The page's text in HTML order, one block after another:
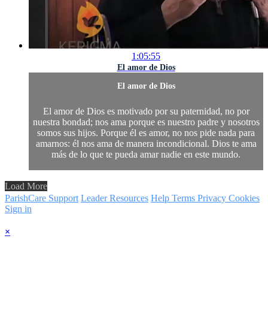
1:05:55
El amor de Dios
El amor de Dios
El amor de Dios es motivado por su paternidad, no por
nuestra bondad; nos ama porque es nuestro padre y nosotros
somos sus hijos. Porque él es amor, no nos pide nada para
amarnos: él nos ama de manera incondicional. Dios te ama
más de lo que te pueda amar nadie en este mundo.
Load More
ParishCare Support Leader Resources Help Terms Privacy Cookies
Sign in
×